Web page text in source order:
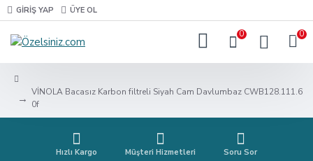
GIRIŞ YAP ÜYE OL
0 0
VİNOLA Bacasız Karbon filtreli Siyah Cam Davlumbaz CWB128.111.6
0f
Hızlı Kargo Müşteri Hizmetleri Soru Sor